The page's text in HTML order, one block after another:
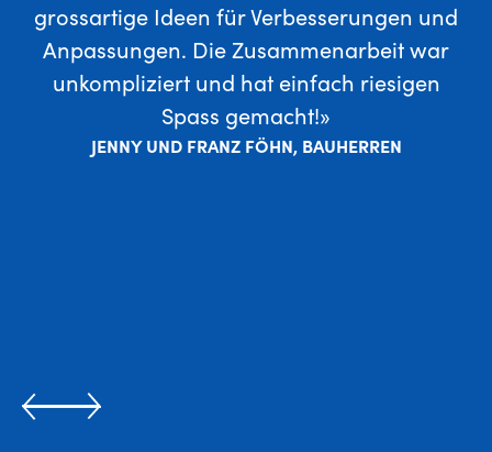
grossartige Ideen für Verbesserungen und
Anpassungen. Die Zusammenarbeit war
unkompliziert und hat einfach riesigen
Spass gemacht!»
JENNY UND FRANZ FÖHN, BAUHERREN